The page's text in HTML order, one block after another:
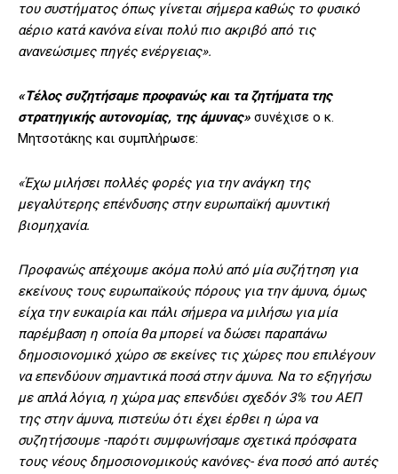
του συστήματος όπως γίνεται σήμερα καθώς το φυσικό
αέριο κατά κανόνα είναι πολύ πιο ακριβό από τις
ανανεώσιμες πηγές ενέργειας».
«Τέλος συζητήσαμε προφανώς και τα ζητήματα της
στρατηγικής αυτονομίας, της άμυνας» συνέχισε ο κ.
Μητσοτάκης και συμπλήρωσε:
«Έχω μιλήσει πολλές φορές για την ανάγκη της
μεγαλύτερης επένδυσης στην ευρωπαϊκή αμυντική
βιομηχανία.
Προφανώς απέχουμε ακόμα πολύ από μία συζήτηση για
εκείνους τους ευρωπαϊκούς πόρους για την άμυνα, όμως
είχα την ευκαιρία και πάλι σήμερα να μιλήσω για μία
παρέμβαση η οποία θα μπορεί να δώσει παραπάνω
δημοσιονομικό χώρο σε εκείνες τις χώρες που επιλέγουν
να επενδύουν σημαντικά ποσά στην άμυνα. Να το εξηγήσω
με απλά λόγια, η χώρα μας επενδύει σχεδόν 3% του ΑΕΠ
της στην άμυνα, πιστεύω ότι έχει έρθει η ώρα να
συζητήσουμε -παρότι συμφωνήσαμε σχετικά πρόσφατα
τους νέους δημοσιονομικούς κανόνες- ένα ποσό από αυτές